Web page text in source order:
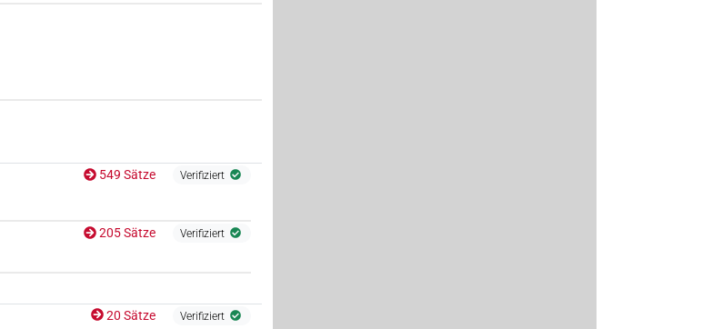
549 Sätze Verifiziert
205 Sätze Verifiziert
20 Sätze Verifiziert